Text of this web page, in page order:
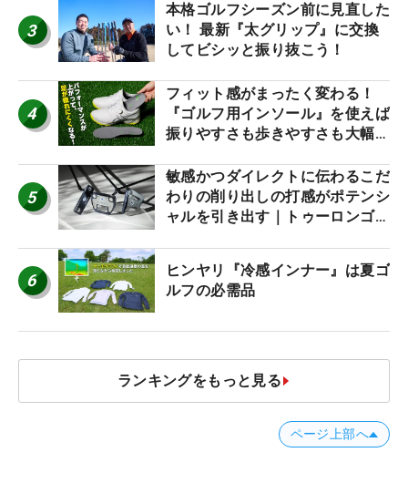
3
本格ゴルフシーズン前に見直した
い！ 最新『太グリップ』に交換
してビシッと振り抜こう！
4
フィット感がまったく変わる！
『ゴルフ用インソール』を使えば
振りやすさも歩きやすさも大幅に
5
敏感かつダイレクトに伝わるこだ
わりの削り出しの打感がポテンシ
ャルを引き出す｜トゥーロンゴル
6
ヒンヤリ『冷感インナー』は夏ゴ
ルフの必需品
ランキングをもっと見る
ページ上部へ